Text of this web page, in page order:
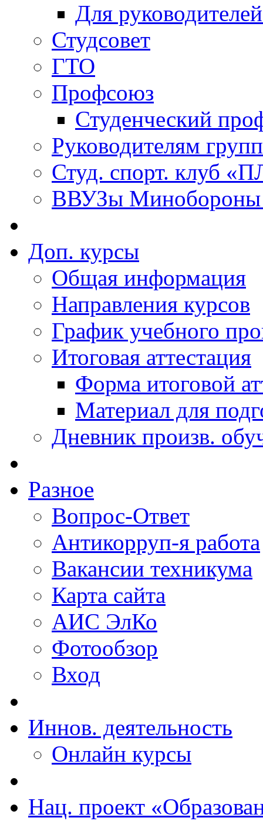
Для
Студсовет
ГТО
Профсоюз
Студенческий
Руководителям групп
Студ. спорт. клуб
ВВУЗы Минобороны
Доп. курсы
Общая информация
Направления курсов
График учебного
Итоговая аттестация
Форма итоговой
Материал для
Дневник произв.
Разное
Вопрос-Ответ
Антикорруп-я работа
Вакансии техникума
Карта сайта
АИС ЭлКо
Фотообзор
Вход
Иннов. деятельность
Онлайн курсы
Нац. проект